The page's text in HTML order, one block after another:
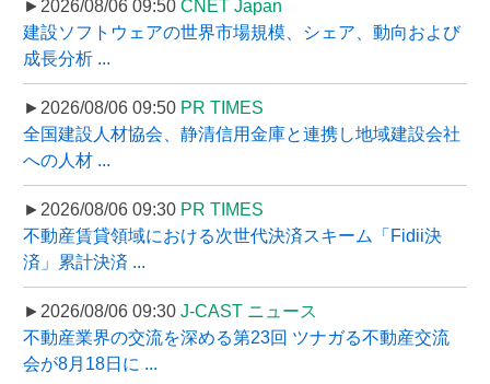
►2026/08/06 09:50 CNET Japan
建設ソフトウェアの世界市場規模、シェア、動向および
成長分析 ...
►2026/08/06 09:50 PR TIMES
全国建設人材協会、静清信用金庫と連携し地域建設会社
への人材 ...
►2026/08/06 09:30 PR TIMES
不動産賃貸領域における次世代決済スキーム「Fidii決
済」累計決済 ...
►2026/08/06 09:30 J-CAST ニュース
不動産業界の交流を深める第23回 ツナガる不動産交流
会が8月18日に ...